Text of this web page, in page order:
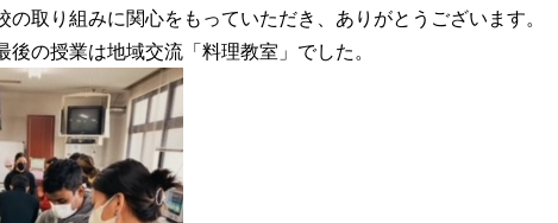
の取り組みに関心をもっていただき、ありがとうございます。
後の授業は地域交流「料理教室」でした。